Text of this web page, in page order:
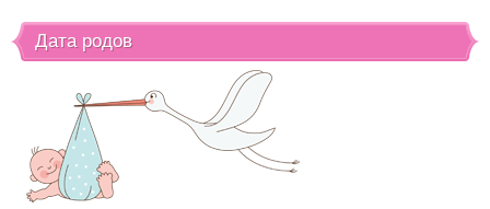
Дата родов